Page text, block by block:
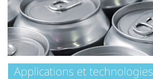
Applications et technologies